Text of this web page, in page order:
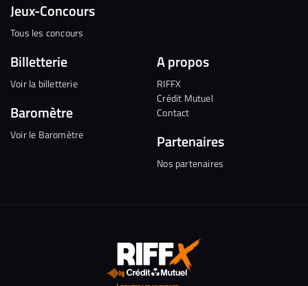
Jeux-Concours
Tous les concours
Billetterie
Voir la billetterie
Baromètre
Voir le Baromètre
A propos
RIFFX
Crédit Mutuel
Contact
Partenaires
Nos partenaires